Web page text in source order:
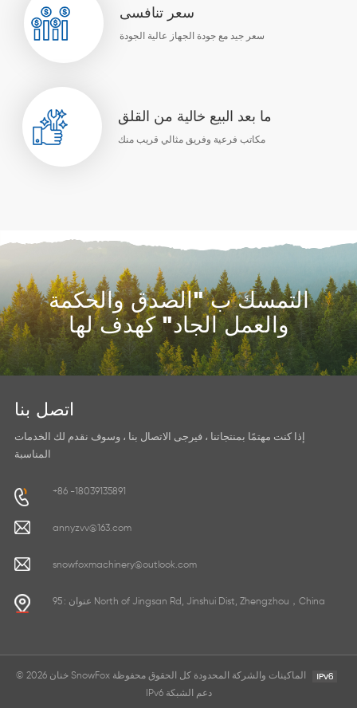
سعر تنافسى
سعر جيد مع جودة الجهاز عالية الجودة
ما بعد البيع خالية من القلق
مكاتب فرعية وفريق مثالي قريب منك
التمسك ب "الصدق والحكمة
والعمل الجاد" كهدف لها
اتصل بنا
إذا كنت مهتمًا بمنتجاتنا ، فيرجى الاتصال بنا ، وسوف نقدم لك الخدمات
المناسبة
+86 -18039135891
annyzvv@163.com
snowfoxmachinery@outlook.com
عنوان : 95 North of Jingsan Rd, Jinshui Dist, Zhengzhou，China
IPv6 دعم الشبكة